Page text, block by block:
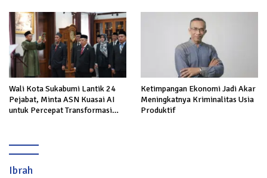
Wali Kota Sukabumi Lantik 24
Pejabat, Minta ASN Kuasai AI
untuk Percepat Transformasi
Ketimpangan Ekonomi Jadi Akar
Meningkatnya Kriminalitas Usia
Produktif
Ibrah